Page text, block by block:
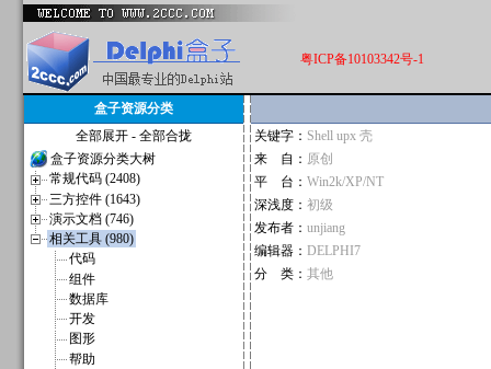
粤ICP备10103342号-1
盒子资源分类
全部展开 - 全部合拢
盒子资源分类大树
常规代码 (2408)
三方控件 (1643)
演示文档 (746)
相关工具 (980)
代码
组件
数据库
开发
图形
帮助
关键字： Shell upx 壳
来 自： 原创
平 台： Win2k/XP/NT
深浅度： 初级
发布者： unjiang
编辑器： DELPHI7
分 类： 其他